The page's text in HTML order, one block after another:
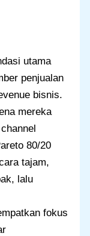
utama
penjualan
bisnis.
mereka
80/20
tajam,
lalu
fokus